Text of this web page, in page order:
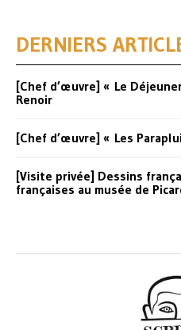
DERNIERS
[Chef d’œuvre] « Le
Renoir
[Chef d’œuvre] « Les
[Visite privée] Dessins
françaises au musée de